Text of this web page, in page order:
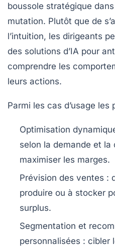
boussole stratégique
mutation. Plutôt que de
l’intuition, les dirigeants
des solutions d’IA pour
comprendre les
leurs actions.
Parmi les cas d’usage les
Optimisation
selon la demande et
maximiser les marges.
Prévision des ventes :
produire ou à stocker
surplus.
Segmentation et
personnalisées : cibler